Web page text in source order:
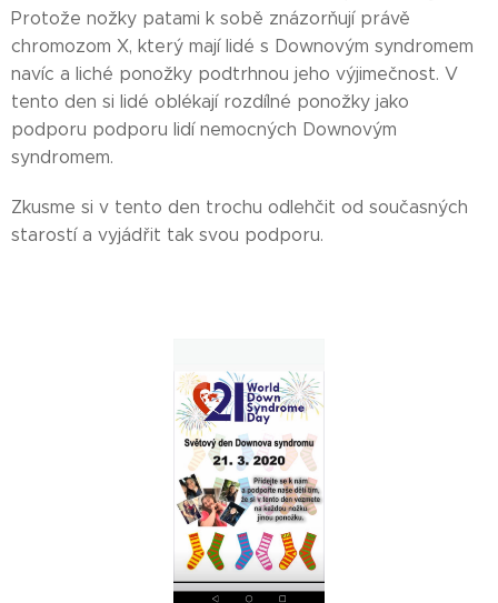
Protože nožky patami k sobě znázorňují právě
chromozom X, který mají lidé s Downovým syndromem
navíc a liché ponožky podtrhnou jeho výjimečnost. V
tento den si lidé oblékají rozdílné ponožky jako
podporu podporu lidí nemocných Downovým
syndromem.
Zkusme si v tento den trochu odlehčit od současných
starostí a vyjádřit tak svou podporu.